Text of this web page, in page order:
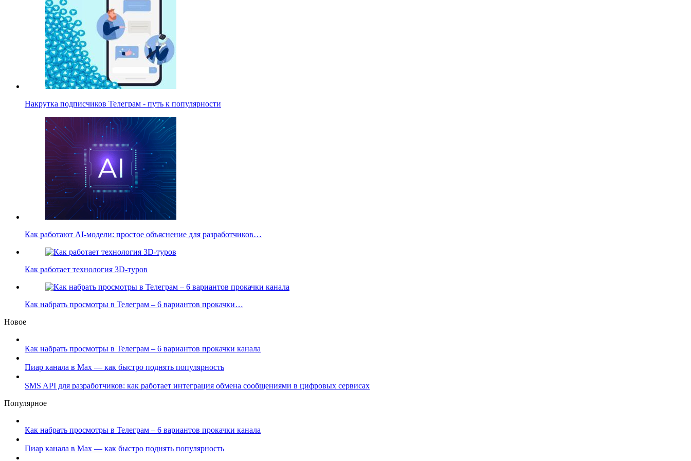
Накрутка подписчиков Телеграм - путь к популярности
Как работают AI-модели: простое объяснение для разработчиков…
Как работает технология 3D-туров
Как набрать просмотры в Телеграм – 6 вариантов прокачки…
Новое
Как набрать просмотры в Телеграм – 6 вариантов прокачки канала
Пиар канала в Max — как быстро поднять популярность
SMS API для разработчиков: как работает интеграция обмена сообщениями в цифровых сервисах
Популярное
Как набрать просмотры в Телеграм – 6 вариантов прокачки канала
Пиар канала в Max — как быстро поднять популярность